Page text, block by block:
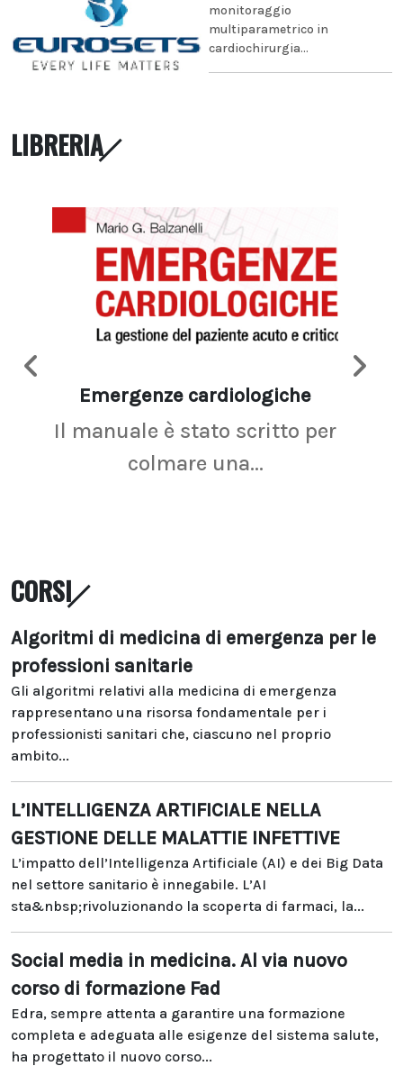
monitoraggio
multiparametrico in
cardiochirurgia...
LIBRERIA
Emergenze cardiologiche
Il manuale è stato scritto per
colmare una...
CORSI
Algoritmi di medicina di emergenza per le
professioni sanitarie
Gli algoritmi relativi alla medicina di emergenza
rappresentano una risorsa fondamentale per i
professionisti sanitari che, ciascuno nel proprio
ambito...
L’INTELLIGENZA ARTIFICIALE NELLA
GESTIONE DELLE MALATTIE INFETTIVE
L’impatto dell’Intelligenza Artificiale (AI) e dei Big Data
nel settore sanitario è innegabile. L’AI
sta&nbsp;rivoluzionando la scoperta di farmaci, la...
Social media in medicina. Al via nuovo
corso di formazione Fad
Edra, sempre attenta a garantire una formazione
completa e adeguata alle esigenze del sistema salute,
ha progettato il nuovo corso...